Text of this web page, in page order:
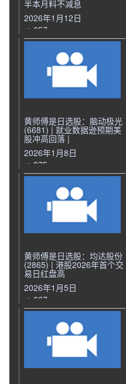
半本月料不减息
2026年1月12日
657
黄师傅是日选股：脑动极光
(6681) | 就业数据逊预期美
股冲高回落 |
2026年1月8日
375
黄师傅是日选股：均达股份
(2865) | 港股2026年首个交
易日红盘高
2026年1月5日
667